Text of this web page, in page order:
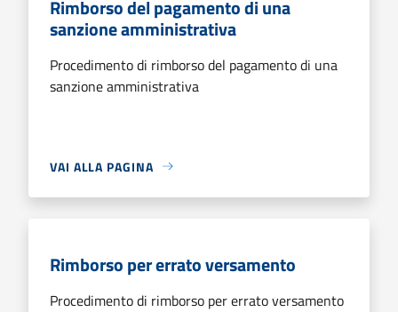
Rimborso del pagamento di una
sanzione amministrativa
Procedimento di rimborso del pagamento di una
sanzione amministrativa
VAI ALLA PAGINA
Rimborso per errato versamento
Procedimento di rimborso per errato versamento